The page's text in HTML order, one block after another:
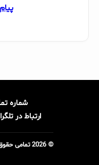
شماره
ارتباط در
© 2026 تمامی حقوق برای پرایم دامین محفوظ است.